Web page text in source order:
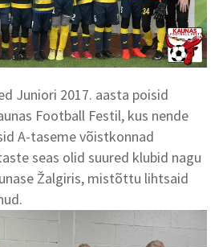
Juniori 2017. aasta poisid
Football Festil, kus nende
A-taseme võistkonnad
seas olid suured klubid nagu
Žalgiris, mistõttu lihtsaid